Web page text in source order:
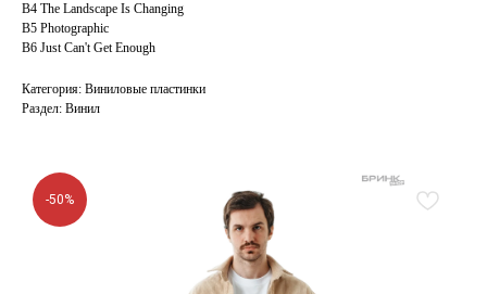
B4 The Landscape Is Changing
B5 Photographic
B6 Just Can't Get Enough
Категория: Виниловые пластинки
Раздел: Винил
-50%